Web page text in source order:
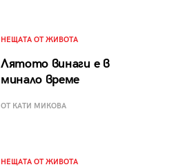
НЕЩАТА ОТ ЖИВОТА
Лятото винаги е в
минало време
ОТ КАТИ МИКОВА
НЕЩАТА ОТ ЖИВОТА